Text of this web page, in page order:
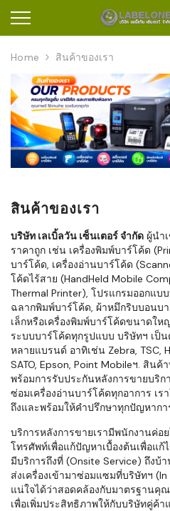
Home สินค้าของเรา
สินค้าของเรา
บริษัท เลเบิ้ลวัน เซ็นเตอร์ จำกัด ผู้นำ
ราคาถูก เช่น เครื่องพิมพ์บาร์โค้ด
บาร์โค้ด, เครื่องอ่านบาร์โค้ด
โค้ดไร้สาย (HandHeld Mobile
Thermal Printer), โปรแกรมออกแบ
ฉลากพิมพ์บาร์โค้ด, ผ้าหมึกริบบอนบ
เล็กหรือเครื่องพิมพ์บาร์โค้ดขนาดให
ระบบบาร์โค้ดทุกรูปแบบ บริษัทฯ เป็
หลายแบรนด์ อาทิเช่น Zebra, TSC,
SATO, Epson, Point Mobileฯ. สิน
พร้อมการรับประกันหลังการขายบริ
ซ่อมเครื่องอ่านบาร์โค้ดทุกอาการ เร
ถึงและพร้อมให้คำปรึกษาทุกปัญหาก
บริการหลังการขายเรามีพนักงานค่
โทรศัพท์เพื่อแก้ปัญหาเบื้องต้นเพื่อแ
มีบริการถึงที่ (Onsite Service) ถึงบ้
ส่งเครื่องเข้ามาซ่อมแซมที่บริษัทฯ
แน่ใจได้ว่าสอดคล้องกับมาตรฐานคุ
เพื่อเพิ่มประสิทธิภาพให้กับบริษัทคู่ค้า